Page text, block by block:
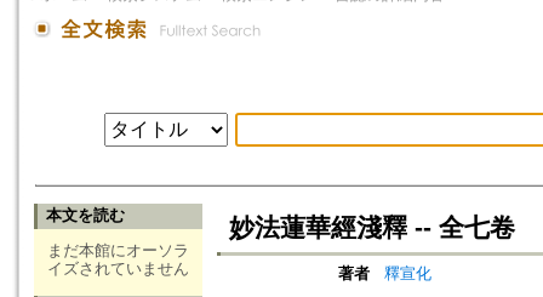
本文を読む
まだ本館にオーソラ
イズされていません
妙法蓮華經淺釋 -- 全七卷
著者
釋宣化